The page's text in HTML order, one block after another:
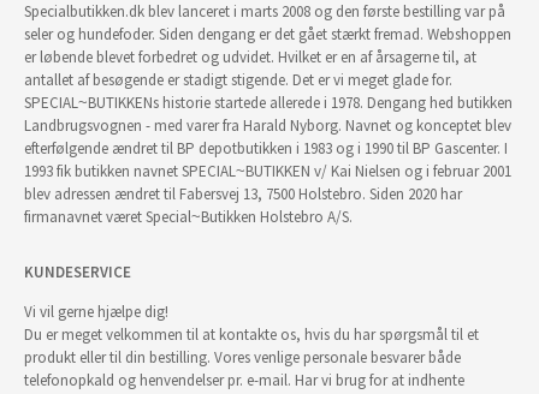
Specialbutikken.dk blev lanceret i marts 2008 og den første bestilling var på
seler og hundefoder. Siden dengang er det gået stærkt fremad. Webshoppen
er løbende blevet forbedret og udvidet. Hvilket er en af årsagerne til, at
antallet af besøgende er stadigt stigende. Det er vi meget glade for.
SPECIAL~BUTIKKENs historie startede allerede i 1978. Dengang hed butikken
Landbrugsvognen - med varer fra Harald Nyborg. Navnet og konceptet blev
efterfølgende ændret til BP depotbutikken i 1983 og i 1990 til BP Gascenter. I
1993 fik butikken navnet SPECIAL~BUTIKKEN v/ Kai Nielsen og i februar 2001
blev adressen ændret til Fabersvej 13, 7500 Holstebro. Siden 2020 har
firmanavnet været Special~Butikken Holstebro A/S.
KUNDESERVICE
Vi vil gerne hjælpe dig!
Du er meget velkommen til at kontakte os, hvis du har spørgsmål til et
produkt eller til din bestilling. Vores venlige personale besvarer både
telefonopkald og henvendelser pr. e-mail. Har vi brug for at indhente